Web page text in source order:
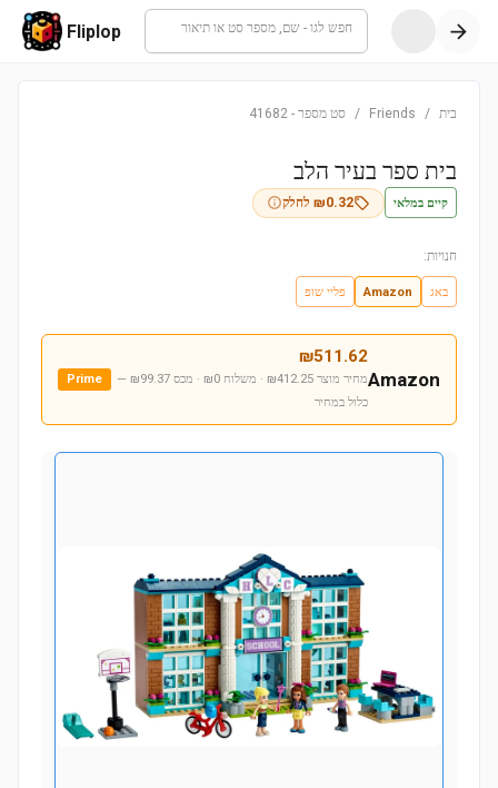
חפש לגו - שם, מספר סט או תיאור Fliplop
בית /
Friends
/ סט מספר -
41682
בית ספר בעיר הלב
קיים במלאי ₪0.32 לחלק
חנויות:
באג Amazon פליי שופ
Amazon
₪511.62
מחיר מוצר ₪412.25 · משלוח ₪0 · מכס ₪99.37
—
כלול במחיר
Prime